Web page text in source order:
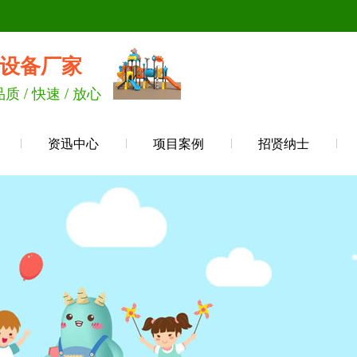
备厂家
/ 快速 / 放心
资迅中心 项目案例 招贤纳士